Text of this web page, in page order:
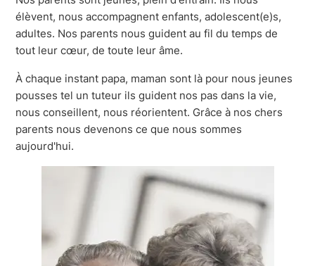
élèvent, nous accompagnent enfants, adolescent(e)s,
adultes. Nos parents nous guident au fil du temps de
tout leur cœur, de toute leur âme.
À chaque instant papa, maman sont là pour nous jeunes
pousses tel un tuteur ils guident nos pas dans la vie,
nous conseillent, nous réorientent. Grâce à nos chers
parents nous devenons ce que nous sommes
aujourd'hui.